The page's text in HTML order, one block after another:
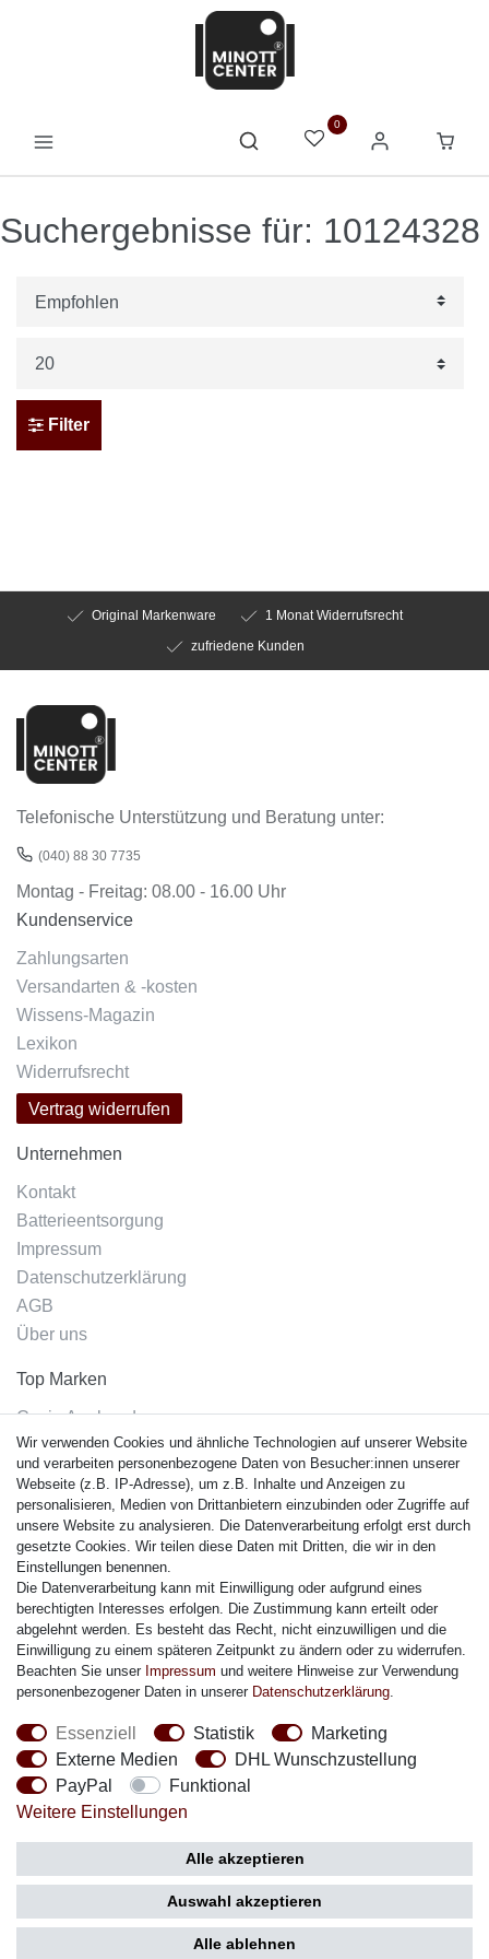
0
Suchergebnisse für: 10124328
Filter
Original Markenware
1 Monat Widerrufsrecht
zufriedene Kunden
Telefonische Unterstützung und Beratung unter:
(040) 88 30 7735
Montag - Freitag: 08.00 - 16.00 Uhr
Kundenservice
Zahlungsarten
Versandarten & -kosten
Wissens-Magazin
Lexikon
Widerrufsrecht
Vertrag widerrufen
Unternehmen
Kontakt
Batterieentsorgung
Impressum
Datenschutzerklärung
AGB
Über uns
Top Marken
Casio Armband
Festina Armband
Citizen Armband
M. Lacroix Armband
J. Lemans Armband
Uhrenarmbänder - Alle
Sicherheit
Social Media
Zahlung
Wir verwenden Cookies und ähnliche Technologien auf unserer Website
und verarbeiten personenbezogene Daten von Besucher:innen unserer
Webseite (z.B. IP-Adresse), um z.B. Inhalte und Anzeigen zu
personalisieren, Medien von Drittanbietern einzubinden oder Zugriffe auf
unsere Website zu analysieren. Die Datenverarbeitung erfolgt erst durch
gesetzte Cookies. Wir teilen diese Daten mit Dritten, die wir in den
Einstellungen benennen.
Die Datenverarbeitung kann mit Einwilligung oder aufgrund eines
berechtigten Interesses erfolgen. Die Zustimmung kann erteilt oder
abgelehnt werden. Es besteht das Recht, nicht einzuwilligen und die
Einwilligung zu einem späteren Zeitpunkt zu ändern oder zu widerrufen.
Beachten Sie unser Impressum und weitere Hinweise zur Verwendung
personenbezogener Daten in unserer Daten­schutz­erklärung
Essenziell Statistik
Marketing
Externe Medien
DHL Wunschzustellung
PayPal
Funktional
Weitere Einstellungen
Alle akzeptieren
Auswahl akzeptieren
Alle ablehnen